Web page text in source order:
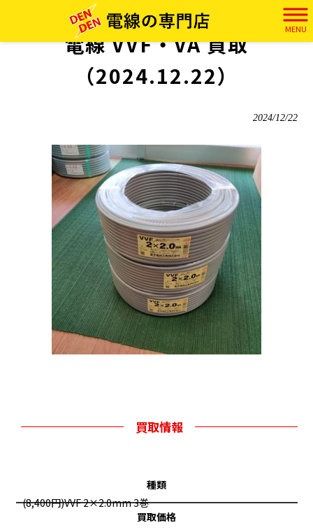
MENU
> 実績 電線 VVF・VA 買取（2024.12.22）
電線 VVF・VA 買取
（2024.12.22）
2024/12/22
買取情報
種類
(8,400円)VVF 2×2.0mm 3巻
買取価格